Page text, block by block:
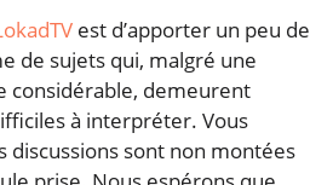
est d’apporter un peu de
de sujets qui, malgré une
considérable, demeurent
à interpréter. Vous
discussions sont non montées